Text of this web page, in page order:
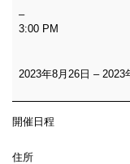
–
3:00 PM
2023年8月26日 – 2023
開催日程
住所